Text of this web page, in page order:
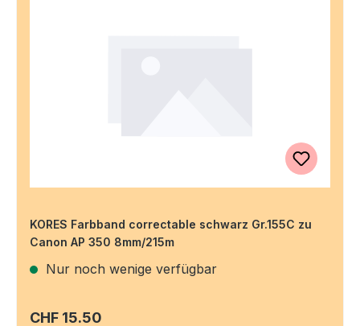
KORES Farbband correctable schwarz Gr.155C zu
Canon AP 350 8mm/215m
Nur noch wenige verfügbar
Regulärer Preis:
CHF 15.50